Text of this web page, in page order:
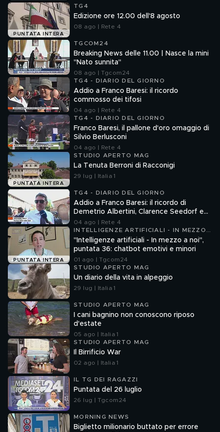
PUNTATA INTERA
TG4
Edizione ore 12.00 dell'8 agosto
08 ago | Rete 4
TGCOM24
Breaking News delle 11.00 | Nasce la mini
"Nato sunnita"
08 ago | Tgcom24
TG4 - DIARIO DEL GIORNO
Addio a Franco Baresi: il ricordo
commosso dei tifosi
04 ago | Rete 4
TG4 - DIARIO DEL GIORNO
Franco Baresi, il pallone d'oro omaggio di
Silvio Berlusconi
04 ago | Rete 4
PUNTATA INTERA
STUDIO APERTO MAG
La Tenuta Berroni di Racconigi
29 lug | Italia 1
TG4 - DIARIO DEL GIORNO
Addio a Franco Baresi: il ricordo di
Demetrio Albertini, Clarence Seedorf e
Giovanni Galli
04 ago | Rete 4
PUNTATA INTERA
INTELLIGENZE ARTIFICIALI - IN MEZZO
A NOI
"Intelligenze artificiali - In mezzo a noi",
puntata 36: chatbot emotivi e minori
01 ago | Tgcom24
STUDIO APERTO MAG
Un diario della vita in alpeggio
29 lug | Italia 1
STUDIO APERTO MAG
I cani bagnino non conoscono riposo
d'estate
05 ago | Italia 1
STUDIO APERTO MAG
Il Birrificio War
02 ago | Italia 1
IL TG DEI RAGAZZI
Puntata del 26 luglio
26 lug | Tgcom24
MORNING NEWS
Biglietto milionario buttato per errore